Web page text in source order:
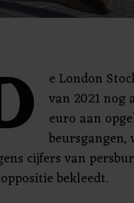
e London
van 2021
euro aan
beursgangen,
cijfers van
bekleedt.